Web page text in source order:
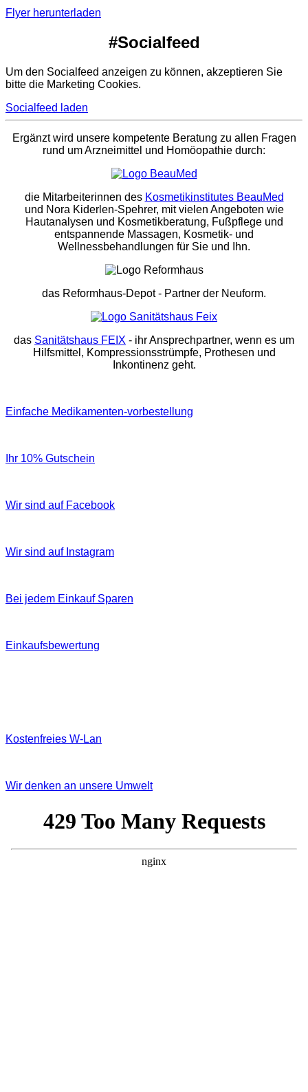
Flyer herunterladen
#Socialfeed
Um den Socialfeed anzeigen zu können, akzeptieren Sie
bitte die Marketing Cookies.
Socialfeed laden
Ergänzt wird unsere kompetente Beratung zu allen Fragen
rund um Arzneimittel und Homöopathie durch:
die Mitarbeiterinnen des Kosmetikinstitutes BeauMed
und Nora Kiderlen-Spehrer, mit vielen Angeboten wie
Hautanalysen und Kosmetikberatung, Fußpflege und
entspannende Massagen, Kosmetik- und
Wellnessbehandlungen für Sie und Ihn.
das Reformhaus-Depot- Partner der Neuform.
das Sanitätshaus FEIX - ihr Ansprechpartner, wenn es um
Hilfsmittel, Kompressionsstrümpfe, Prothesen und
Inkontinenz geht.
Einfache Medikamenten-vorbestellung
Ihr 10% Gutschein
Wir sind auf Facebook
Wir sind auf Instagram
Bei jedem Einkauf Sparen
Einkaufsbewertung
Kostenfreies W‐Lan
Wir denken an unsere Umwelt